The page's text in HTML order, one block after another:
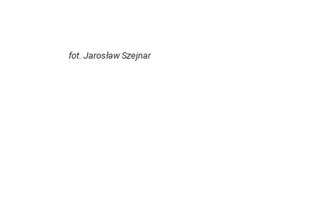
fot. Jarosław Szejnar